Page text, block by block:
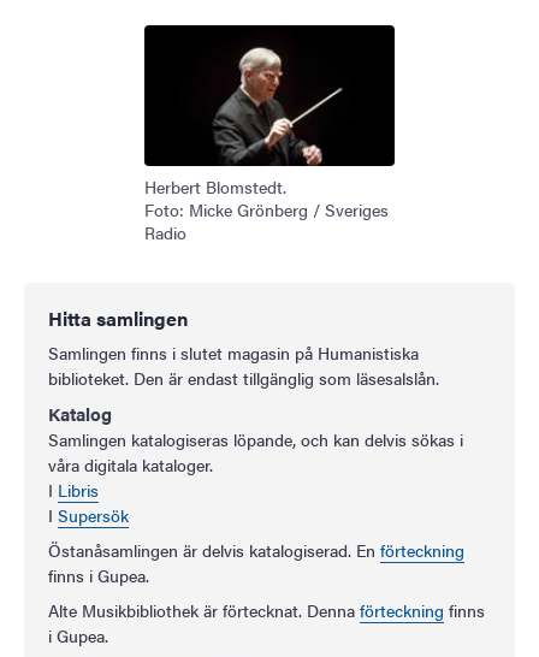
Herbert Blomstedt.
Foto: Micke Grönberg / Sveriges
Radio
Hitta samlingen
Samlingen finns i slutet magasin på Humanistiska
biblioteket. Den är endast tillgänglig som läsesalslån.
Katalog
Samlingen katalogiseras löpande, och kan delvis sökas i
våra digitala kataloger.
I Libris
I Supersök
Östanåsamlingen är delvis katalogiserad. En förteckning
finns i Gupea.
Alte Musikbibliothek är förtecknat. Denna förteckning finns
i Gupea.